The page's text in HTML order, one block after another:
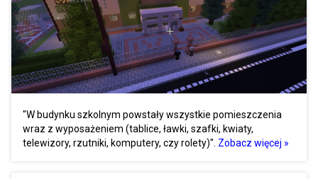
"W budynku szkolnym powstały wszystkie pomieszczenia
wraz z wyposażeniem (tablice, ławki, szafki, kwiaty,
telewizory, rzutniki, komputery, czy rolety)". Zobacz więcej »